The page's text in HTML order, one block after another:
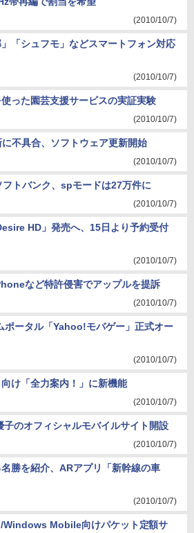
(2010/10/7)
「シュフモ」などスマートフォン対応
(2010/10/7)
った園芸支援サービスの実証実験
(2010/10/7)
に不具合、ソフトウェア更新開始
(2010/10/7)
トバンク、spモードは27万件に
(2010/10/7)
HD」発売へ、15日より予約受付
(2010/10/7)
など特許侵害でアップルを提訴
(2010/10/7)
ポータル「Yahoo!モバゲー」正式オー
(2010/10/7)
け「全力案内！」に新機能
(2010/10/7)
のオフィシャルモバイルサイト開設
(2010/10/7)
勝を紹介、ARアプリ「新幹線の車
(2010/10/7)
Mobile向けパケット定額サ